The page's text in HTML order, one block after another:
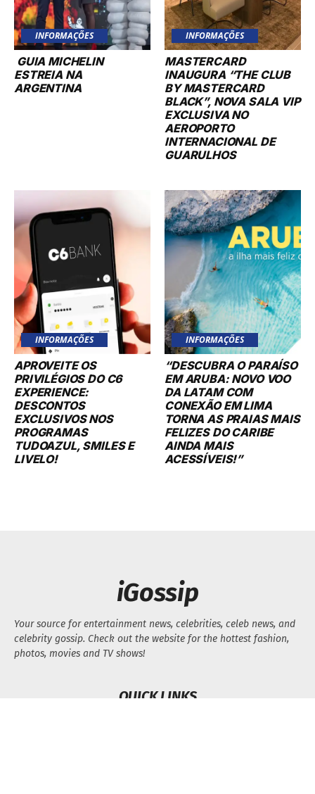
INFORMAÇÕES
GUIA MICHELIN
ESTREIA NA
ARGENTINA
INFORMAÇÕES
MASTERCARD
INAUGURA “THE CLUB
BY MASTERCARD
BLACK”, NOVA SALA VIP
EXCLUSIVA NO
AEROPORTO
INTERNACIONAL DE
GUARULHOS
INFORMAÇÕES
APROVEITE OS
PRIVILÉGIOS DO C6
EXPERIENCE:
DESCONTOS
EXCLUSIVOS NOS
PROGRAMAS
TUDOAZUL, SMILES E
LIVELO!
INFORMAÇÕES
“DESCUBRA O PARAÍSO
EM ARUBA: NOVO VOO
DA LATAM COM
CONEXÃO EM LIMA
TORNA AS PRAIAS MAIS
FELIZES DO CARIBE
AINDA MAIS
ACESSÍVEIS!”
iGossip
Your source for entertainment news, celebrities, celeb news, and
celebrity gossip. Check out the website for the hottest fashion,
photos, movies and TV shows!
QUICK LINKS